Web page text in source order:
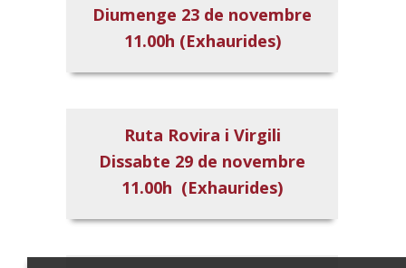
Diumenge 23 de novembre
11.00h (Exhaurides)
Ruta Rovira i Virgili
Dissabte 29 de novembre
11.00h (Exhaurides)